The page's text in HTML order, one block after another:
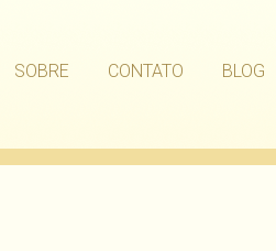
SOBRE CONTATO BLOG